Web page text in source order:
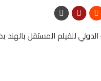
للفيلم المستقل